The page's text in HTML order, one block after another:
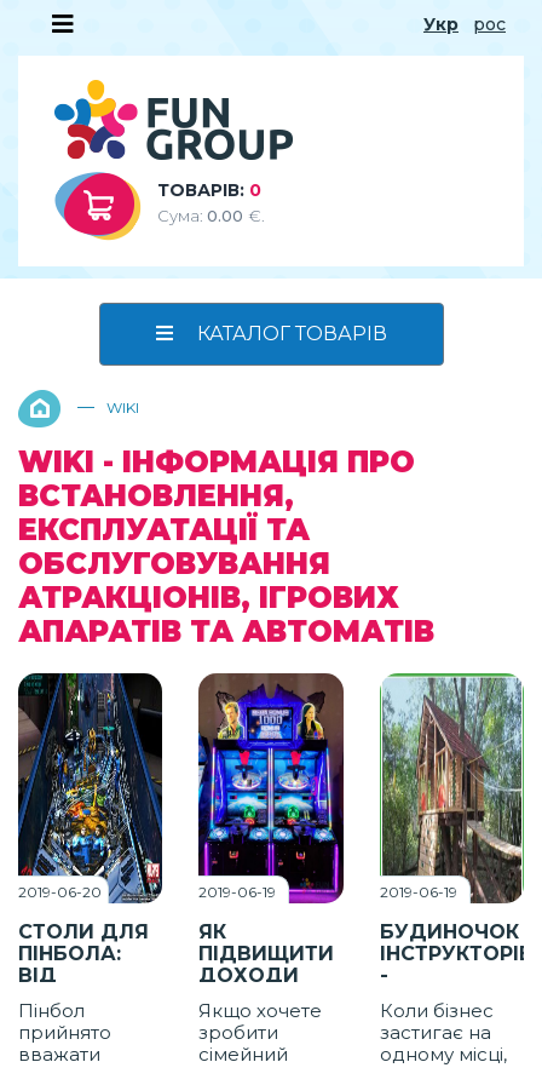
Укр рос
ТОВАРІВ: 0
Сума: 0.00 €.
КАТАЛОГ ТОВАРІВ
— WIKI
WIKI - ІНФОРМАЦІЯ ПРО
ВСТАНОВЛЕННЯ,
ЕКСПЛУАТАЦІЇ ТА
ОБСЛУГОВУВАННЯ
АТРАКЦІОНІВ, ІГРОВИХ
АПАРАТІВ ТА АВТОМАТІВ
2019-06-20
СТОЛИ ДЛЯ
ПІНБОЛА:
ВІД
МИНУЛОГО
СТОЛІТТЯ
ДО
СУЧАСНИХ
Пінбол
прийнято
вважати
2019-06-19
ЯК
ПІДВИЩИТИ
ДОХОДИ
РЕДЕМПШН-
АПАРАТІВ
Якщо хочете
зробити
сімейний
2019-06-19
БУДИНОЧОК
ІНСТРУКТОРІВ
-
АТРАКЦІОН І
РОБИМО
ЙОГО ЩЕ
Коли бізнес
застигає на
одному місці,